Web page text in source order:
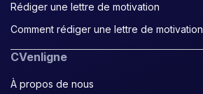
Rédiger une lettre de motivation
Comment rédiger une lettre de motivation
CVenligne
À propos de nous